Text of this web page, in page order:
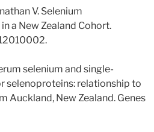
V. Selenium
a New Zealand Cohort.
selenium and single-
selenoproteins: relationship to
Auckland, New Zealand. Genes